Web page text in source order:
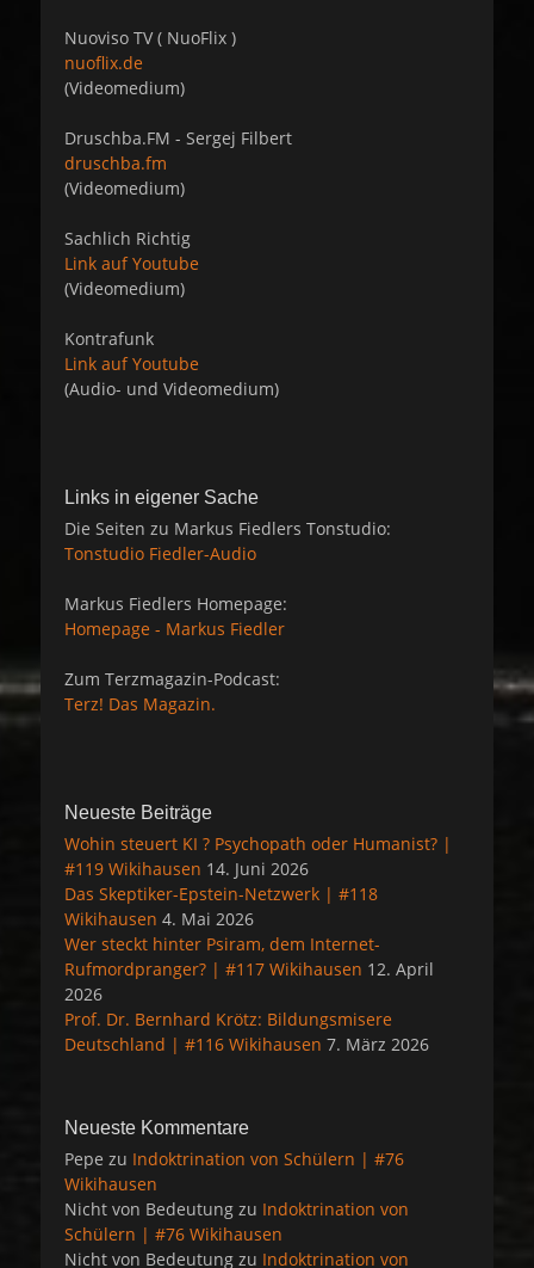
Nuoviso TV ( NuoFlix )
nuoflix.de
(Videomedium)
Druschba.FM - Sergej Filbert
druschba.fm
(Videomedium)
Sachlich Richtig
Link auf Youtube
(Videomedium)
Kontrafunk
Link auf Youtube
(Audio- und Videomedium)
Links in eigener Sache
Die Seiten zu Markus Fiedlers Tonstudio:
Tonstudio Fiedler-Audio
Markus Fiedlers Homepage:
Homepage - Markus Fiedler
Zum Terzmagazin-Podcast:
Terz! Das Magazin.
Neueste Beiträge
Wohin steuert KI ? Psychopath oder Humanist? |
#119 Wikihausen 14. Juni 2026
Das Skeptiker-Epstein-Netzwerk | #118
Wikihausen 4. Mai 2026
Wer steckt hinter Psiram, dem Internet-
Rufmordpranger? | #117 Wikihausen 12. April
2026
Prof. Dr. Bernhard Krötz: Bildungsmisere
Deutschland | #116 Wikihausen 7. März 2026
Neueste Kommentare
Pepe zu Indoktrination von Schülern | #76
Wikihausen
Nicht von Bedeutung zu Indoktrination von
Schülern | #76 Wikihausen
Nicht von Bedeutung zu Indoktrination von